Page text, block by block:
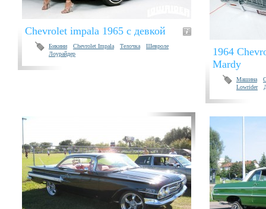
Chevrolet impala 1965 с девкой
Бикини Chevrolet Impala Телочка
Шевроле
Лоурайдер
1964
Mardy
Машина
Lowrider